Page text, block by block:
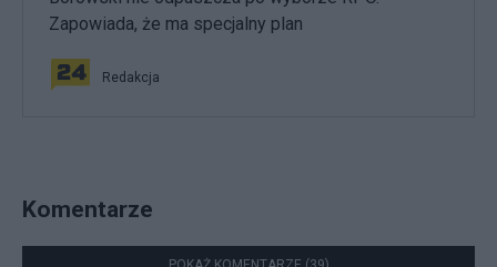
Zapowiada, że ma specjalny plan
Redakcja
Komentarze